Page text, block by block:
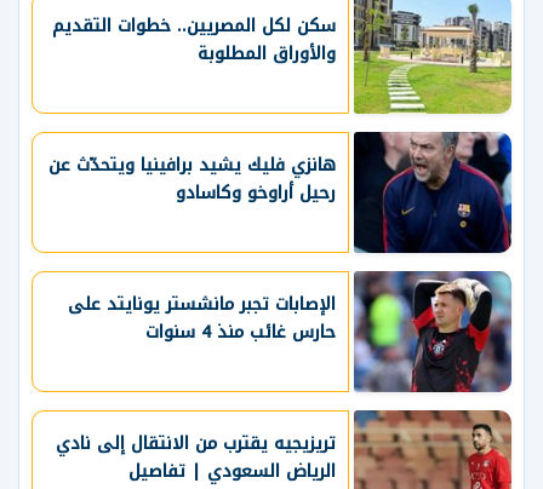
سكن لكل المصريين.. خطوات التقديم
والأوراق المطلوبة
هانزي فليك يشيد برافينيا ويتحدّث عن
رحيل أراوخو وكاسادو
الإصابات تجبر مانشستر يونايتد على
حارس غائب منذ 4 سنوات
تريزيجيه يقترب من الانتقال إلى نادي
الرياض السعودي | تفاصيل